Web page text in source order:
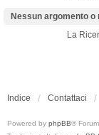
Nessun argomento
La
Indice Contattaci
Powered by phpBB®